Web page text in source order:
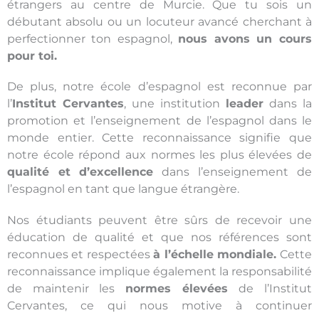
étrangers au centre de Murcie. Que tu sois un
débutant absolu ou un locuteur avancé cherchant à
perfectionner ton espagnol, nous avons un cours
pour toi.
De plus, notre école d’espagnol est reconnue par
l’Institut Cervantes, une institution leader dans la
promotion et l’enseignement de l’espagnol dans le
monde entier. Cette reconnaissance signifie que
notre école répond aux normes les plus élevées de
qualité et d’excellence dans l’enseignement de
l’espagnol en tant que langue étrangère.
Nos étudiants peuvent être sûrs de recevoir une
éducation de qualité et que nos références sont
reconnues et respectées à l’échelle mondiale. Cette
reconnaissance implique également la responsabilité
de maintenir les normes élevées de l’Institut
Cervantes, ce qui nous motive à continuer